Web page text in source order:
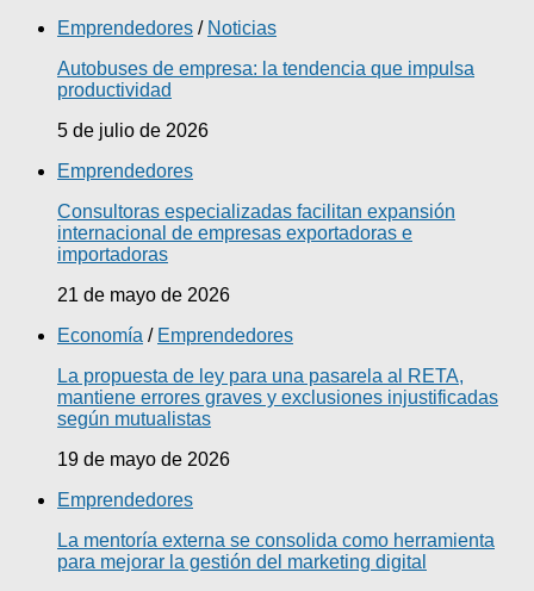
Emprendedores / Noticias
Autobuses de empresa: la tendencia que impulsa
productividad
5 de julio de 2026
Emprendedores
Consultoras especializadas facilitan expansión
internacional de empresas exportadoras e
importadoras
21 de mayo de 2026
Economía / Emprendedores
La propuesta de ley para una pasarela al RETA,
mantiene errores graves y exclusiones injustificadas
según mutualistas
19 de mayo de 2026
Emprendedores
La mentoría externa se consolida como herramienta
para mejorar la gestión del marketing digital